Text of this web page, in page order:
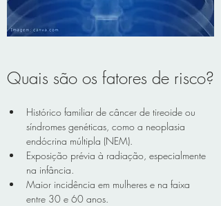
Quais são os fatores de risco?
Histórico familiar de câncer de tireoide ou
síndromes genéticas, como a neoplasia
endócrina múltipla (NEM).
Exposição prévia à radiação, especialmente
na infância.
Maior incidência em mulheres e na faixa
entre 30 e 60 anos.